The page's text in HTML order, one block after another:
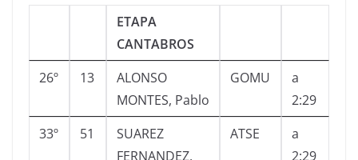
ETAPA
CANTABROS
26º
13
ALONSO
MONTES, Pablo
GOMU
a
2:29
33º
51
SUAREZ
FERNANDEZ,
ATSE
a
2:29